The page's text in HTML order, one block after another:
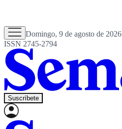
Domingo, 9 de agosto de 2026
ISSN 2745-2794
Suscríbete